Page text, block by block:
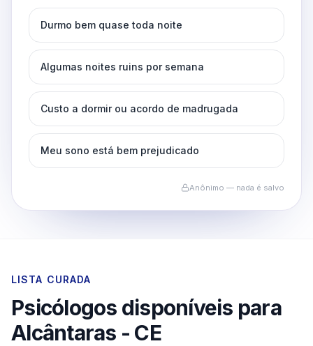
Durmo bem quase toda noite
Algumas noites ruins por semana
Custo a dormir ou acordo de madrugada
Meu sono está bem prejudicado
Anônimo — nada é salvo
LISTA CURADA
Psicólogos disponíveis para
Alcântaras - CE